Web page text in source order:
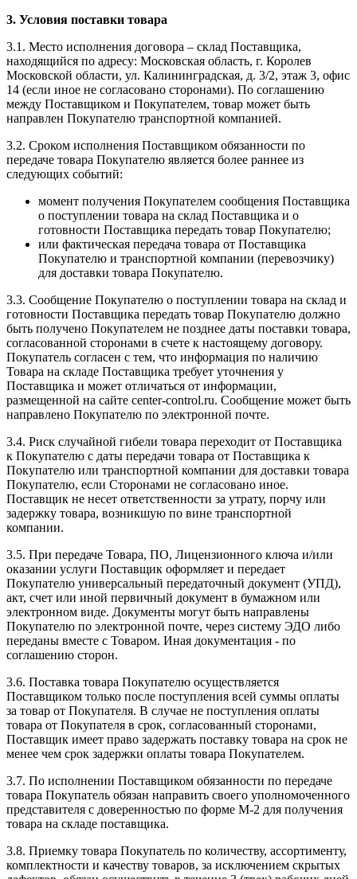
3. Условия поставки товара
3.1. Место исполнения договора – склад Поставщика,
находящийся по адресу: Московская область, г. Королев
Московской области, ул. Калининградская, д. 3/2, этаж 3, офис
14 (если иное не согласовано сторонами). По соглашению
между Поставщиком и Покупателем, товар может быть
направлен Покупателю транспортной компанией.
3.2. Сроком исполнения Поставщиком обязанности по
передаче товара Покупателю является более раннее из
следующих событий:
момент получения Покупателем сообщения Поставщика
о поступлении товара на склад Поставщика и о
готовности Поставщика передать товар Покупателю;
или фактическая передача товара от Поставщика
Покупателю и транспортной компании (перевозчику)
для доставки товара Покупателю.
3.3. Сообщение Покупателю о поступлении товара на склад и
готовности Поставщика передать товар Покупателю должно
быть получено Покупателем не позднее даты поставки товара,
согласованной сторонами в счете к настоящему договору.
Покупатель согласен с тем, что информация по наличию
Товара на складе Поставщика требует уточнения у
Поставщика и может отличаться от информации,
размещенной на сайте center-control.ru. Сообщение может быть
направлено Покупателю по электронной почте.
3.4. Риск случайной гибели товара переходит от Поставщика
к Покупателю с даты передачи товара от Поставщика к
Покупателю или транспортной компании для доставки товара
Покупателю, если Сторонами не согласовано иное.
Поставщик не несет ответственности за утрату, порчу или
задержку товара, возникшую по вине транспортной
компании.
3.5. При передаче Товара, ПО, Лицензионного ключа и/или
оказании услуги Поставщик оформляет и передает
Покупателю универсальный передаточный документ (УПД),
акт, счет или иной первичный документ в бумажном или
электронном виде. Документы могут быть направлены
Покупателю по электронной почте, через систему ЭДО либо
переданы вместе с Товаром. Иная документация - по
соглашению сторон.
3.6. Поставка товара Покупателю осуществляется
Поставщиком только после поступления всей суммы оплаты
за товар от Покупателя. В случае не поступления оплаты
товара от Покупателя в срок, согласованный сторонами,
Поставщик имеет право задержать поставку товара на срок не
менее чем срок задержки оплаты товара Покупателем.
3.7. По исполнении Поставщиком обязанности по передаче
товара Покупатель обязан направить своего уполномоченного
представителя с доверенностью по форме М-2 для получения
товара на складе поставщика.
3.8. Приемку товара Покупатель по количеству, ассортименту,
комплектности и качеству товаров, за исключением скрытых